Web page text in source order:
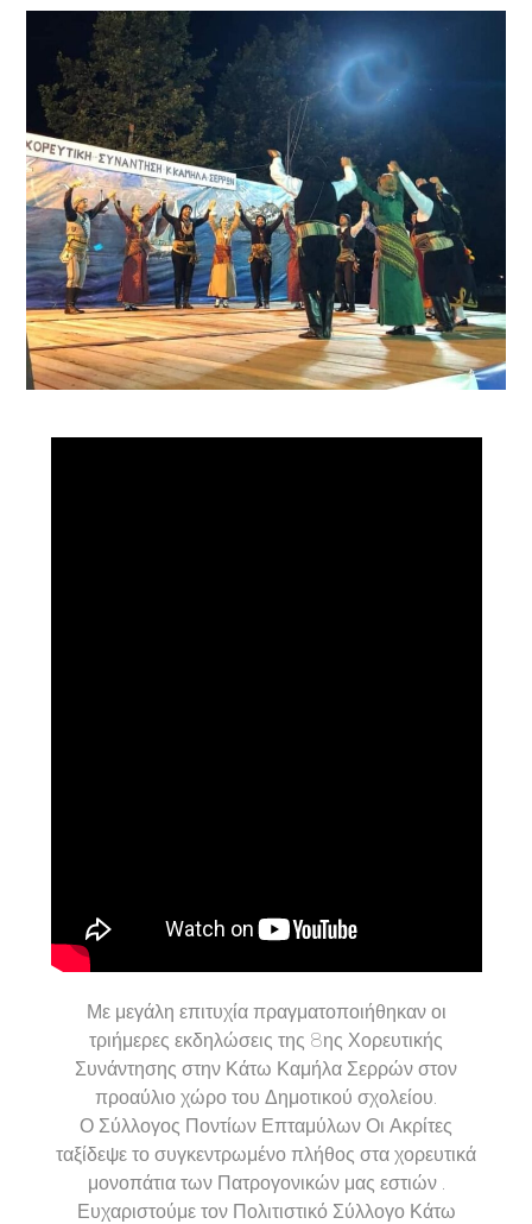
Με μεγάλη επιτυχία πραγματοποιήθηκαν οι
τριήμερες εκδηλώσεις της 8ης Χορευτικής
Συνάντησης στην Κάτω Καμήλα Σερρών στον
προαύλιο χώρο του Δημοτικού σχολείου.
Ο Σύλλογος Ποντίων Επταμύλων Οι Ακρίτες
ταξίδεψε το συγκεντρωμένο πλήθος στα χορευτικά
μονοπάτια των Πατρογονικών μας εστιών .
Ευχαριστούμε τον Πολιτιστικό Σύλλογο Κάτω